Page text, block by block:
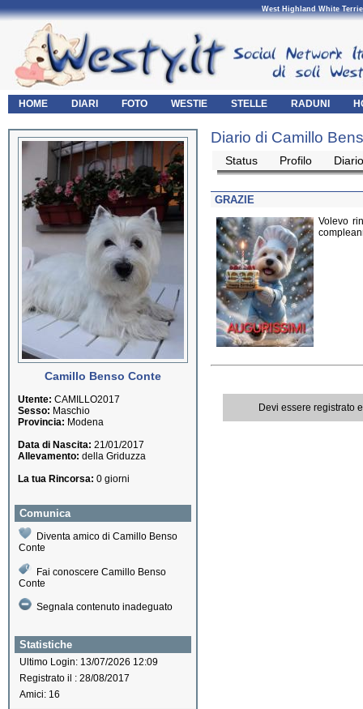
West Highland White
HOME DIARI FOTO WESTIE STELLE RADUNI
Camillo Benso Conte
Utente: CAMILLO2017
Sesso: Maschio
Provincia: Modena
Data di Nascita: 21/01/2017
Allevamento: della Griduzza
La tua Rincorsa: 0 giorni
Comunica
Diventa amico di Camillo Benso
Conte
Fai conoscere Camillo Benso
Conte
Segnala contenuto inadeguato
Statistiche
Ultimo Login: 13/07/2026 12:09
Registrato il : 28/08/2017
Amici: 16
Diario di Camillo
Status Profilo Diario
GRAZIE
Volevo
Devi essere registrato